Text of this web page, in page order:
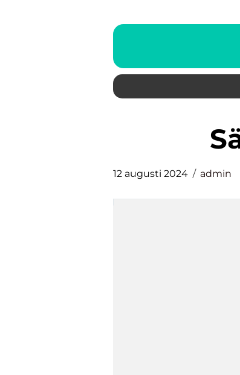
12 augusti 2024 admin